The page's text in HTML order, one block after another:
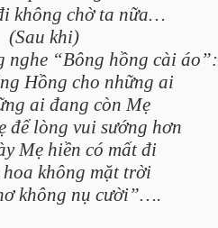
không chờ ta nữa…
(Sau khi)
nghe “Bông hồng cài áo”:
Hồng cho những ai
ai đang còn Mẹ
để lòng vui sướng hơn
Mẹ hiền có mất đi
không mặt trời
không nụ cười”….